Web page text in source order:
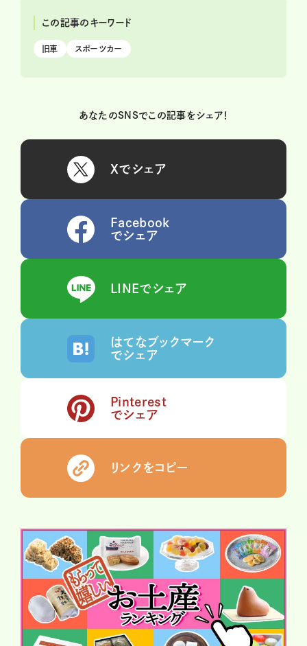
この記事のキーワード
旧車 スポーツカー
あなたのSNSでこの記事をシェア！
Xでシェア
Facebook
でシェア
LINEでシェア
はてなブックマーク
でシェア
Pinterest
でシェア
リンクをコピー